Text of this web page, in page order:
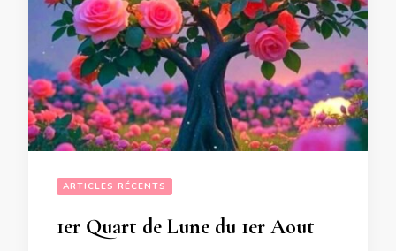
ARTICLES RÉCENTS